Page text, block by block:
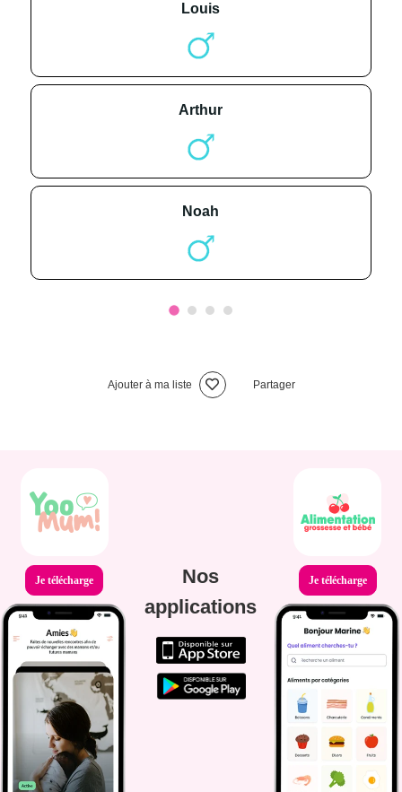
louis
arthur
noah
Ajouter à ma liste Partager
Je télécharge
Nos
applications
Je télécharge